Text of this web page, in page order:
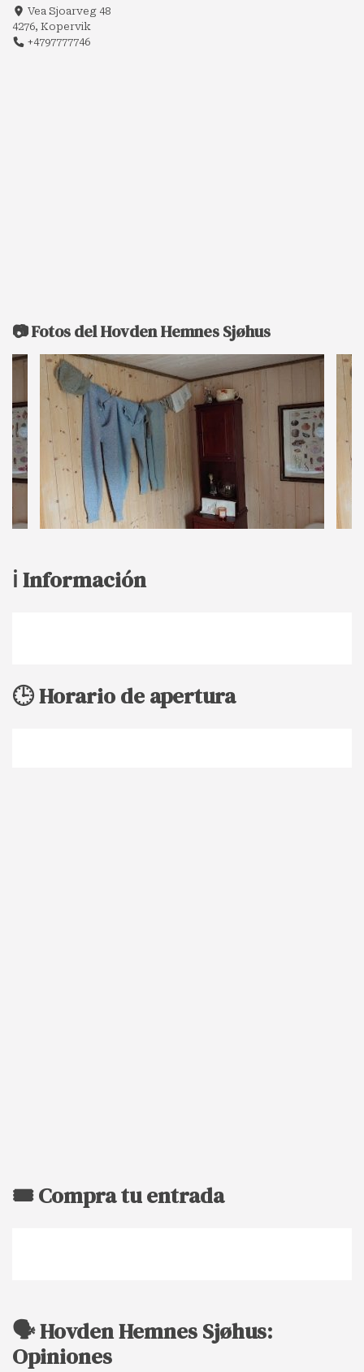
Vea Sjoarveg 48
4276, Kopervik
+4797777746
📷 Fotos del Hovden Hemnes Sjøhus
ℹ️ Información
🕒 Horario de apertura
🎟️ Compra tu entrada
🗣️ Hovden Hemnes Sjøhus:
Opiniones